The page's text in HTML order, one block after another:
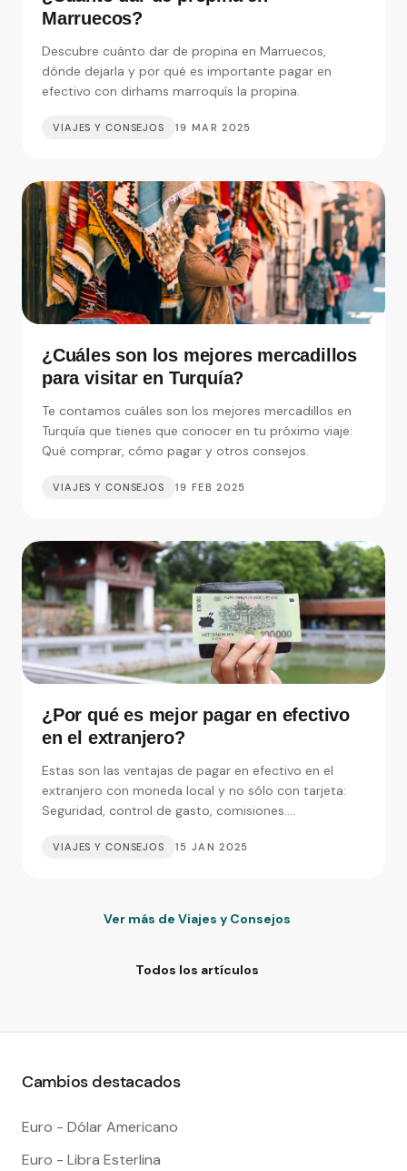
Marruecos?
Descubre cuánto dar de propina en Marruecos,
dónde dejarla y por qué es importante pagar en
efectivo con dirhams marroquís la propina.
VIAJES Y CONSEJOS 19 MAR 2025
¿Cuáles son los mejores mercadillos
para visitar en Turquía?
Te contamos cuáles son los mejores mercadillos en
Turquía que tienes que conocer en tu próximo viaje:
Qué comprar, cómo pagar y otros consejos.
VIAJES Y CONSEJOS 19 FEB 2025
¿Por qué es mejor pagar en efectivo
en el extranjero?
Estas son las ventajas de pagar en efectivo en el
extranjero con moneda local y no sólo con tarjeta:
Seguridad, control de gasto, comisiones....
VIAJES Y CONSEJOS 15 JAN 2025
Ver más de Viajes y Consejos
Todos los artículos
Cambios destacados
Euro - Dólar Americano
Euro - Libra Esterlina